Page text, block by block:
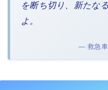
を断ち切り、新たな
よ。
— 救急車